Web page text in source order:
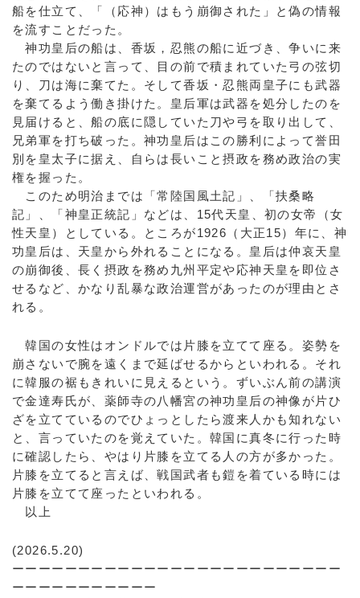
船を仕立て、「（応神）はもう崩御された」と偽の情報
を流すことだった。
神功皇后の船は、香坂，忍熊の船に近づき、争いに来
たのではないと言って、目の前で積まれていた弓の弦切
り、刀は海に棄てた。そして香坂・忍熊両皇子にも武器
を棄てるよう働き掛けた。皇后軍は武器を処分したのを
見届けると、船の底に隠していた刀や弓を取り出して、
兄弟軍を打ち破った。神功皇后はこの勝利によって誉田
別を皇太子に据え、自らは長いこと摂政を務め政治の実
権を握った。
このため明治までは「常陸国風土記」、「扶桑略
記」、「神皇正統記」などは、15代天皇、初の女帝（女
性天皇）としている。ところが1926（大正15）年に、神
功皇后は、天皇から外れることになる。皇后は仲哀天皇
の崩御後、長く摂政を務め九州平定や応神天皇を即位さ
せるなど、かなり乱暴な政治運営があったのが理由とさ
れる。
韓国の女性はオンドルでは片膝を立てて座る。姿勢を
崩さないで腕を遠くまで延ばせるからといわれる。それ
に韓服の裾もきれいに見えるという。ずいぶん前の講演
で金達寿氏が、薬師寺の八幡宮の神功皇后の神像が片ひ
ざを立てているのでひょっとしたら渡来人かも知れない
と、言っていたのを覚えていた。韓国に真冬に行った時
に確認したら、やはり片膝を立てる人の方が多かった。
片膝を立てると言えば、戦国武者も鎧を着ている時には
片膝を立てて座ったといわれる。
以上
(2026.5.20)
ーーーーーーーーーーーーーーーーーーーーーーーーー
ーーーーーーーーーーー